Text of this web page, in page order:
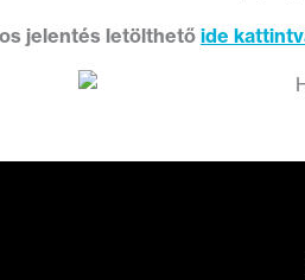
jelentés letölthetőide